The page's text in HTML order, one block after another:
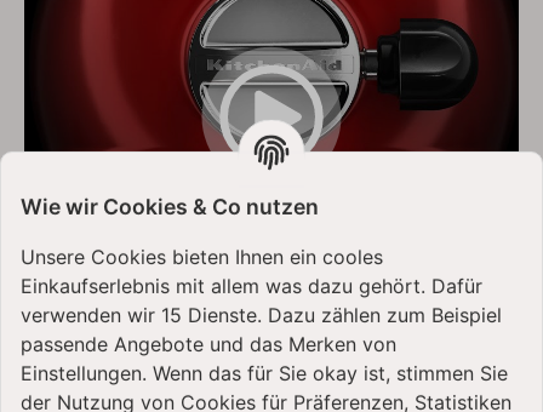
YouTube-Videos zulassen
Wie wir Cookies & Co nutzen
Unsere Cookies bieten Ihnen ein cooles
Einkaufserlebnis mit allem was dazu gehört. Dafür
verwenden wir 15 Dienste. Dazu zählen zum Beispiel
passende Angebote und das Merken von
Einstellungen. Wenn das für Sie okay ist, stimmen Sie
der Nutzung von Cookies für Präferenzen, Statistiken